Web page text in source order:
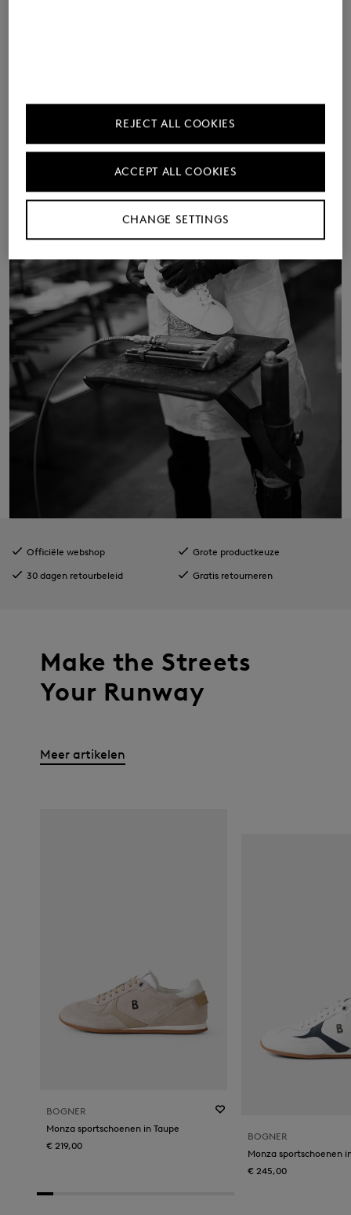
Officiële webshop
Grote productkeuze
30 dagen retourbeleid
Gratis retourneren
Make the Streets
Your Runway
Meer artikelen
BOGNER
Monza sportschoenen in Taupe
€ 219,00
BOGNER
€ 245,00
CHANGE SETTINGS
REJECT ALL COOKIES
ACCEPT ALL COOKIES